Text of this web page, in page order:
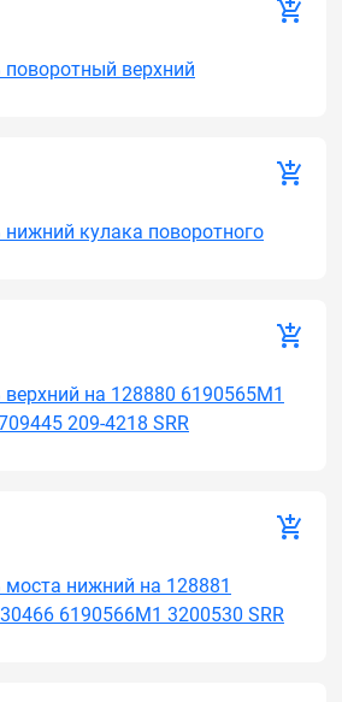
верхний
кулака поворотного
на 128880 6190565M1
209-4218 SRR
нижний на 128881
6190566M1 3200530 SRR